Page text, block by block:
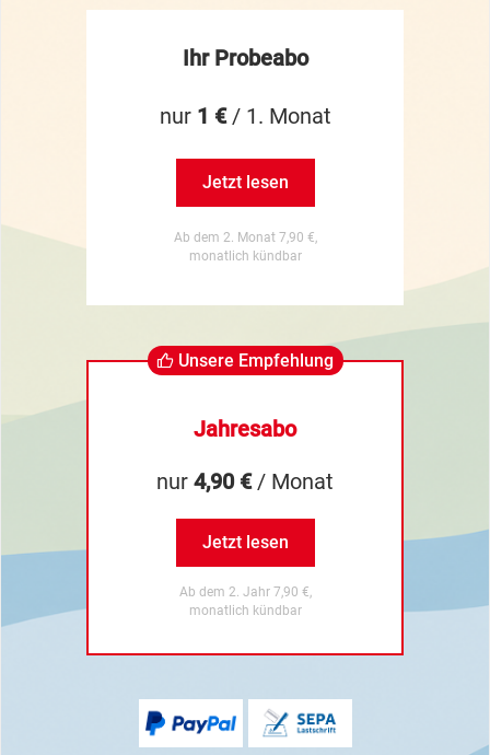
Ihr Probeabo
nur 1 €/ 1. Monat
Jetzt lesen
Ab dem 2. Monat 7,90 €,
monatlich kündbar
Unsere Empfehlung
Jahresabo
nur 4,90 €/ Monat
Jetzt lesen
Ab dem 2. Jahr 7,90 €,
monatlich kündbar